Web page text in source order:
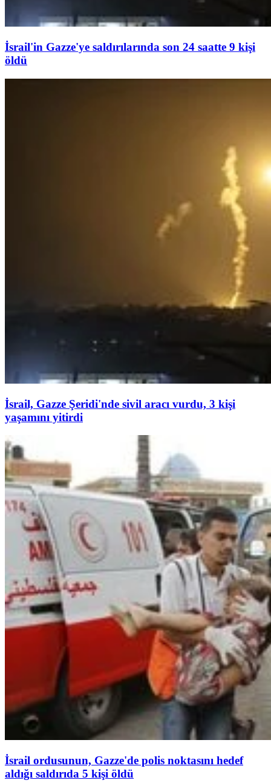
İsrail'in Gazze'ye saldırılarında son 24 saatte 9 kişi
öldü
İsrail, Gazze Şeridi'nde sivil aracı vurdu, 3 kişi
yaşamını yitirdi
İsrail ordusunun, Gazze'de polis noktasını hedef
aldığı saldırıda 5 kişi öldü